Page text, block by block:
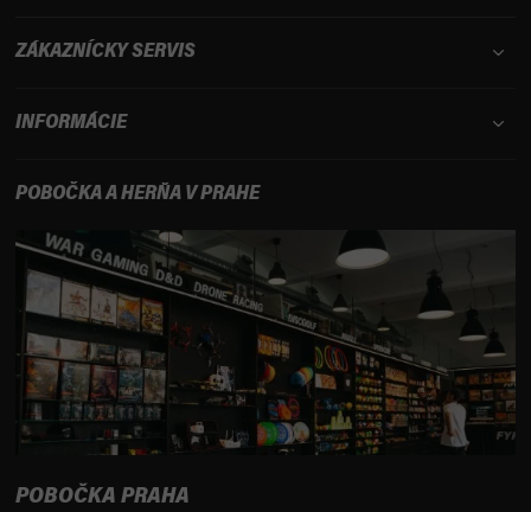
ZÁKAZNÍCKY SERVIS
INFORMÁCIE
POBOČKA A HERŇA V PRAHE
POBOČKA PRAHA